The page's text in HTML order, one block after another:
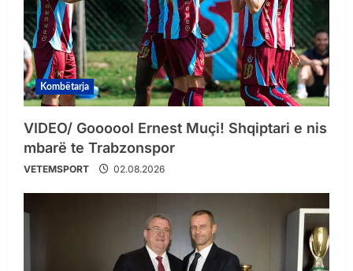
Kombëtarja
VIDEO/ Goooool Ernest Muçi! Shqiptari e nis
mbarë te Trabzonspor
VETEMSPORT 02.08.2026